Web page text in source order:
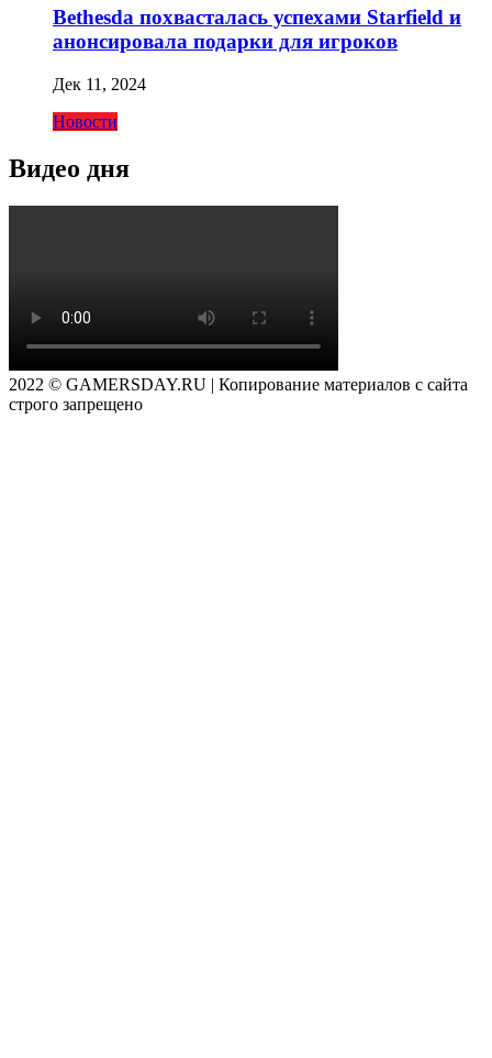
Bethesda похвасталась успехами Starfield и
анонсировала подарки для игроков
Дек 11, 2024
Новости
Видео дня
2022 © GAMERSDAY.RU | Копирование материалов с сайта
строго запрещено